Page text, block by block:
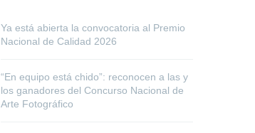
Ya está abierta la convocatoria al Premio
Nacional de Calidad 2026
“En equipo está chido”: reconocen a las y
los ganadores del Concurso Nacional de
Arte Fotográfico